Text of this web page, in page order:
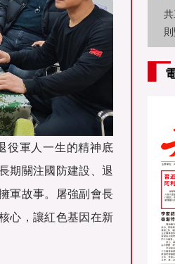
役軍人一生的精神底
期關注國防建設、退
軍故事。屠強副會長
心，讓紅色基因在新